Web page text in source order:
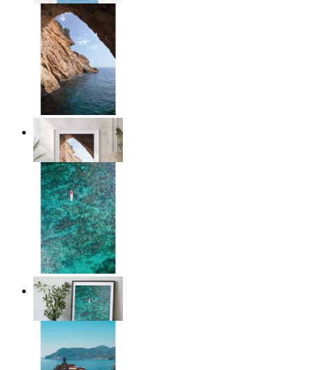
Stone and Sea
Ab
14,95 €
Solo Paddle
Ab 14,95 €